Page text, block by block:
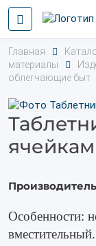
Главная
материалы
облегчающие быт
Особенности:
вместительный.